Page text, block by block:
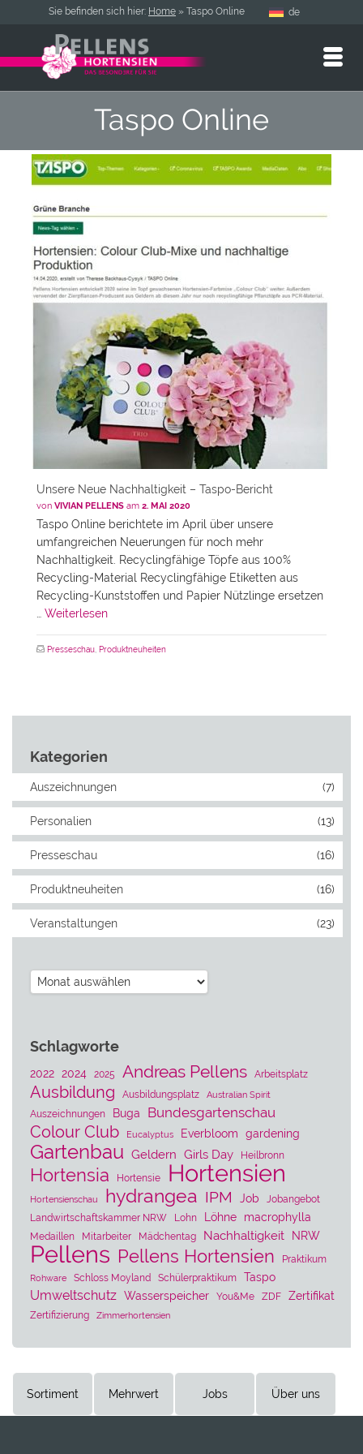
Sie befinden sich hier: Home » Taspo Online de
Taspo Online
Unsere Neue Nachhaltigkeit – Taspo-Bericht
von VIVIAN PELLENS am 2. MAI 2020
Taspo Online berichtete im April über unsere
umfangreichen Neuerungen für noch mehr
Nachhaltigkeit. Recyclingfähige Töpfe aus 100%
Recycling-Material Recyclingfähige Etiketten aus
Recycling-Kunststoffen und Papier Nützlinge ersetzen
Weiterlesen
Presseschau Produktneuheiten
Kategorien
Auszeichnungen (7)
Personalien (13)
Presseschau (16)
Produktneuheiten (16)
Veranstaltungen (23)
Archiv
Schlagworte
2022 2024 2025 Andreas Pellens Arbeitsplatz
Ausbildung Ausbildungsplatz Australian Spirit
Auszeichnungen Buga Bundesgartenschau
Colour Club Eucalyptus Everbloom gardening
Gartenbau Geldern Girls Day Heilbronn
Hortensia Hortensie Hortensien
Hortensienschau hydrangea IPM Job
Jobangebot
Landwirtschaftskammer NRW
Lohn Löhne macrophylla
Medaillen Mitarbeiter Mädchentag Nachhaltigkeit NRW
Pellens Pellens Hortensien Praktikum
Rohware Schloss Moyland Schülerpraktikum Taspo
Umweltschutz Wasserspeicher You&Me ZDF Zertifikat
Zertifizierung Zimmerhortensien
Sortiment Mehrwert Jobs Über uns